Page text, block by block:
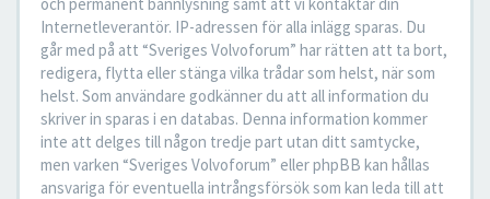
Internetleverantör. IP-adressen för alla inlägg sparas. Du
går med på att “Sveriges Volvoforum” har rätten att ta bort,
redigera, flytta eller stänga vilka trådar som helst, när som
helst. Som användare godkänner du att all information du
skriver in sparas i en databas. Denna information kommer
inte att delges till någon tredje part utan ditt samtycke,
men varken “Sveriges Volvoforum” eller phpBB kan hållas
ansvariga för eventuella intrångsförsök som kan leda till att